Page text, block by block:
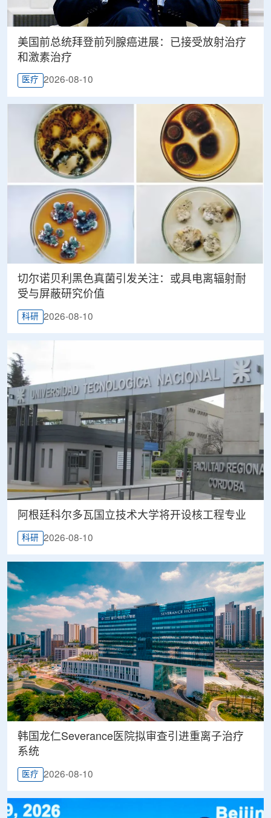
美国前总统拜登前列腺癌进展：已接受放射治疗
和激素治疗
医疗 2026-08-10
切尔诺贝利黑色真菌引发关注：或具电离辐射耐
受与屏蔽研究价值
科研 2026-08-10
阿根廷科尔多瓦国立技术大学将开设核工程专业
科研 2026-08-10
韩国龙仁Severance医院拟审查引进重离子治疗
系统
医疗 2026-08-10